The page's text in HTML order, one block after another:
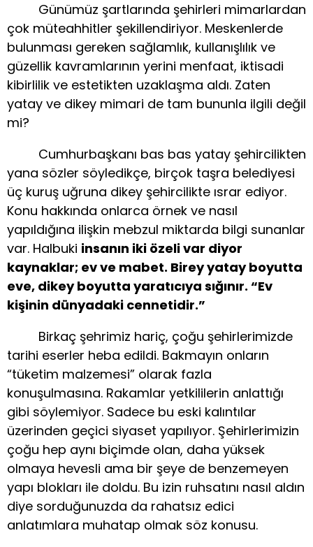
Günümüz şartlarında şehirleri mimarlardan
çok müteahhitler şekillendiriyor. Meskenlerde
bulunması gereken sağlamlık, kullanışlılık ve
güzellik kavramlarının yerini menfaat, iktisadi
kibirlilik ve estetikten uzaklaşma aldı. Zaten
yatay ve dikey mimari de tam bununla ilgili değil
mi?
Cumhurbaşkanı bas bas yatay şehircilikten
yana sözler söyledikçe, birçok taşra belediyesi
üç kuruş uğruna dikey şehircilikte ısrar ediyor.
Konu hakkında onlarca örnek ve nasıl
yapıldığına ilişkin mebzul miktarda bilgi sunanlar
var. Halbuki insanın iki özeli var diyor
kaynaklar; ev ve mabet. Birey yatay boyutta
eve, dikey boyutta yaratıcıya sığınır. “Ev
kişinin dünyadaki cennetidir.”
Birkaç şehrimiz hariç, çoğu şehirlerimizde
tarihi eserler heba edildi. Bakmayın onların
“tüketim malzemesi” olarak fazla
konuşulmasına. Rakamlar yetkililerin anlattığı
gibi söylemiyor. Sadece bu eski kalıntılar
üzerinden geçici siyaset yapılıyor. Şehirlerimizin
çoğu hep aynı biçimde olan, daha yüksek
olmaya hevesli ama bir şeye de benzemeyen
yapı blokları ile doldu. Bu izin ruhsatını nasıl aldın
diye sorduğunuzda da rahatsız edici
anlatımlara muhatap olmak söz konusu.